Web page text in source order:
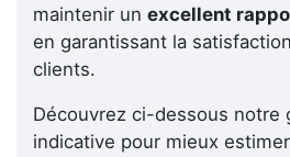
maintenir un excellent
en garantissant la
clients.
Découvrez ci-dessous notre
indicative pour mieux